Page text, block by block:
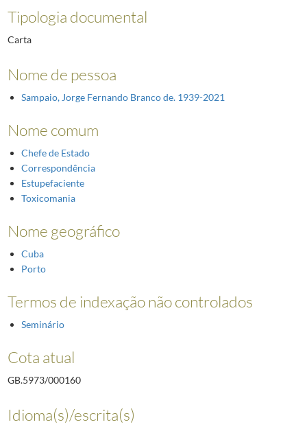
Tipologia documental
Carta
Nome de pessoa
Sampaio, Jorge Fernando Branco de. 1939-2021
Nome comum
Chefe de Estado
Correspondência
Estupefaciente
Toxicomania
Nome geográfico
Cuba
Porto
Termos de indexação não controlados
Seminário
Cota atual
GB.5973/000160
Idioma(s)/escrita(s)